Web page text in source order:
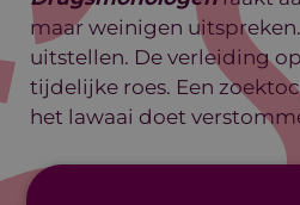
maar weinigen
uitstellen. De verleiding
tijdelijke roes. Een
het lawaai doet
Drugsmonologen
gaat